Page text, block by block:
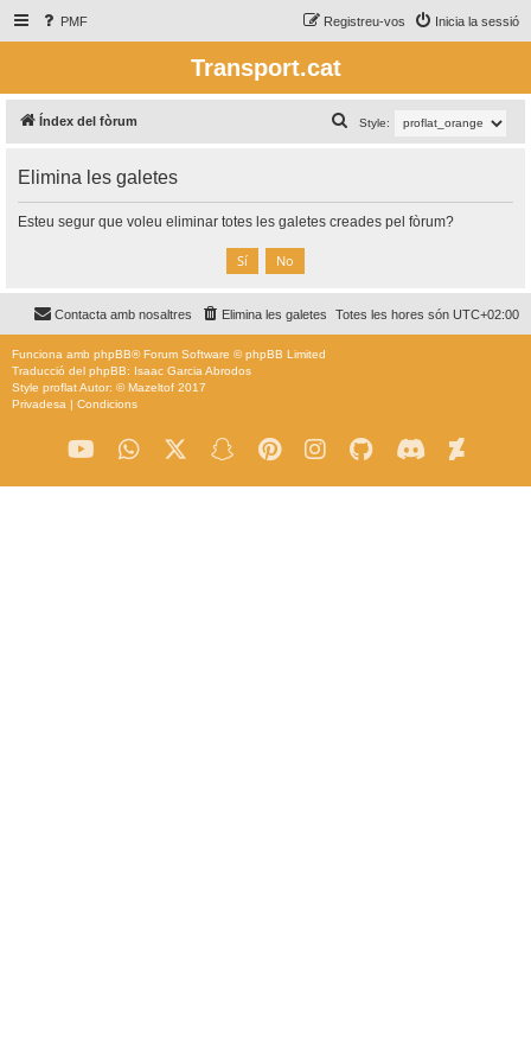
PMF Inicia la sessió
Registreu-vos
Transport.cat
Índex del fòrum Style:
e
c
Elimina les galetes
Esteu segur que voleu eliminar totes les galetes creades pel fòrum?
Totes les hores són UTC+02:00
Elimina les galetes
Contacta amb nosaltres
Funciona amb phpBB® Forum Software © phpBB Limited
Traducció del phpBB: Isaac Garcia Abrodos
Style proflatAutor: ©Mazeltof 2017
Privadesa | Condicions